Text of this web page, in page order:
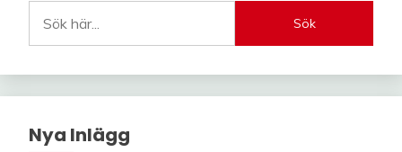
Sök
Nya Inlägg